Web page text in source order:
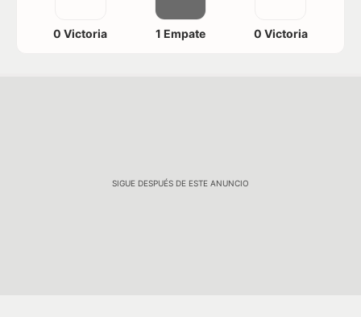
0 Victoria 1 Empate 0 Victoria
SIGUE DESPUÉS DE ESTE ANUNCIO